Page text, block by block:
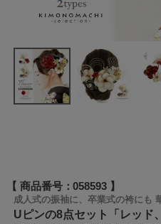
商品番号 058593
成人式の振袖に、卒業式の袴にも
Uピンの8点セット「レッド